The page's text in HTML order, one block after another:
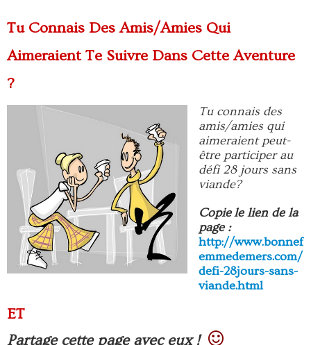
Tu Connais Des Amis/amies Qui
Aimeraient Te Suivre Dans Cette Aventure
?
Tu connais des
amis/amies qui
aimeraient peut-
être participer au
défi 28 jours sans
viande?
Copie le lien de la
page :
http://www.bonnef
emmedemers.com/
defi-28jours-sans-
viande.html
ET
Partage cette page avec eux !